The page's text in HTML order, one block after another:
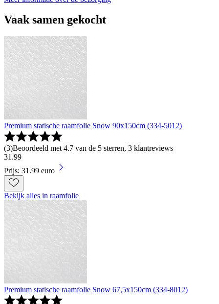
Vaak samen gekocht
Premium statische raamfolie Snow 90x150cm (334-5012)
(3)Beoordeeld met 4.7 van de 5 sterren, 3 klantreviews
31 .99
Prijs: 31.99 euro
Bekijk alles in raamfolie
Premium statische raamfolie Snow 67,5x150cm (334-8012)